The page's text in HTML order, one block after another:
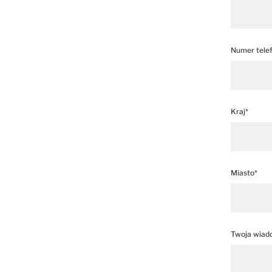
Numer
Kraj*
Miasto*
Twoja